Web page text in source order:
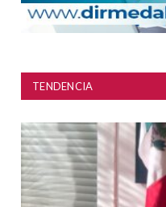
TENDENCIA